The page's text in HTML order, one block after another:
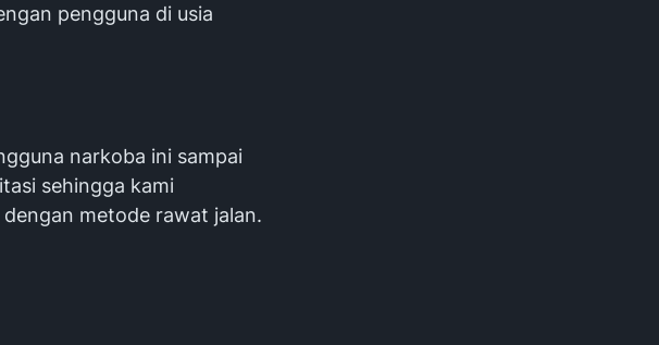
pengguna di usia
narkoba ini sampai
sehingga kami
metode rawat jalan.